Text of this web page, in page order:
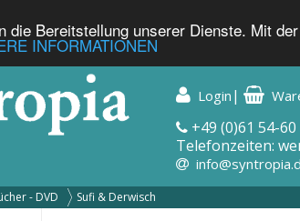
die Bereitstellung unserer Dienste. Mit
INFORMATIONEN
Login |
+49 (0)61 54-
Telefonzeiten:
- DVD Sufi & Derwisch